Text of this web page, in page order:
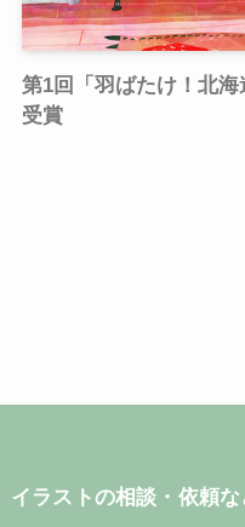
第1回「羽ばたけ！北
受賞
イラストの相談・依頼な